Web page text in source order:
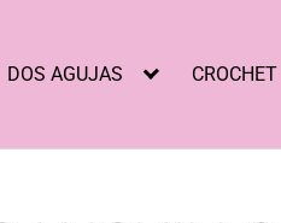
DOS AGUJAS CROCHET